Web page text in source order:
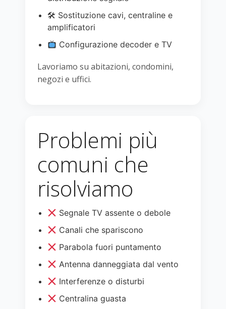
🛠 Sostituzione cavi, centraline e
amplificatori
Configurazione decoder e TV
Lavoriamo su abitazioni, condomini,
negozi e uffici.
Problemi più
comuni che
risolviamo
Segnale TV assente o debole
Canali che spariscono
Parabola fuori puntamento
Antenna danneggiata dal vento
Interferenze o disturbi
Centralina guasta